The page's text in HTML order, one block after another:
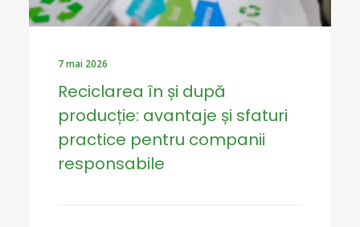
7 mai 2026
Reciclarea în și după
producție: avantaje și sfaturi
practice pentru companii
responsabile